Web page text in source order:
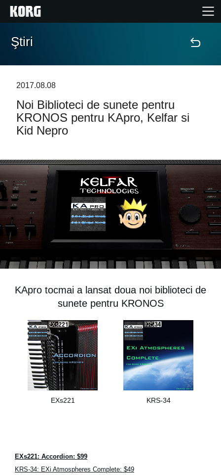
În Prim Plan
Eveniment
Asistență
Găsește un Magazin
Ştiri
Social Media
Despre Korg
Ştiri
2017.08.08
Noi Biblioteci de sunete pentru
KRONOS pentru KApro, Kelfar si
Kid Nepro
KApro tocmai a lansat doua noi biblioteci de
sunete pentru KRONOS
EXs221 KRS-34
EXs221: Accordion: $99
KRS-34: EXi Atmospheres Complete: $49